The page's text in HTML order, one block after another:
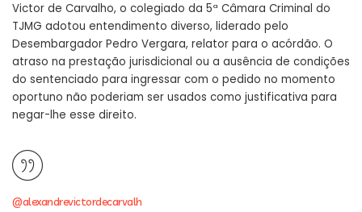
Victor de Carvalho, o colegiado da 5ª Câmara Criminal do
TJMG adotou entendimento diverso, liderado pelo
Desembargador Pedro Vergara, relator para o acórdão. O
atraso na prestação jurisdicional ou a ausência de condições
do sentenciado para ingressar com o pedido no momento
oportuno não poderiam ser usados como justificativa para
negar-lhe esse direito.
@alexandrevictordecarvalh